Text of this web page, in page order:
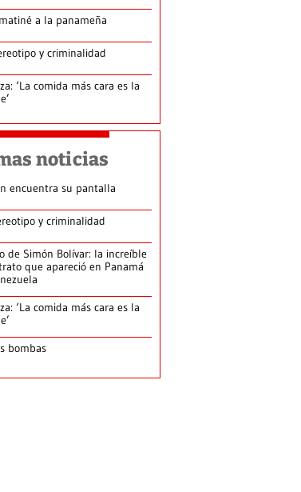
a la panameña
y criminalidad
‘La comida más cara es la
noticias
encuentra su pantalla​
y criminalidad
de Simón Bolívar: la increíble
que apareció en Panamá
‘La comida más cara es la
bombas